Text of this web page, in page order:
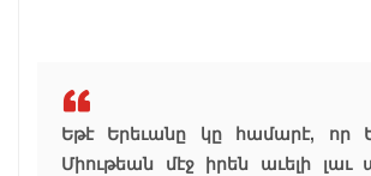
Եթէ Երեւանը կը համարէ, որ
Միութեան մէջ իրեն աւելի լաւ